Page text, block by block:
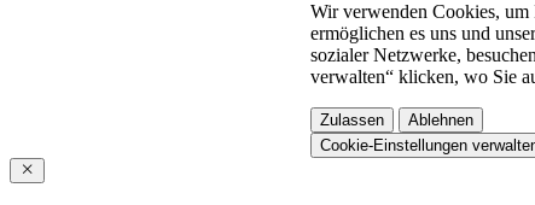
Wir verwenden Cookies, um
ermöglichen es uns und
sozialer Netzwerke,
verwalten“ klicken, wo Sie
Zulassen
Ablehnen
Cookie-Einstellungen